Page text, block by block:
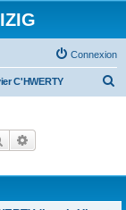
Connexion
C'HWERTY
Rechercher